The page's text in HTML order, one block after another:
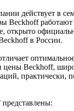
действует в
Beckhoff работают
открыто
в России.
цены Beckhoff,
практически,